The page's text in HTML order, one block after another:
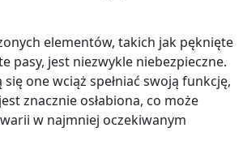
elementów, takich jak pęknięte
pasy, jest niezwykle niebezpieczne.
one wciąż spełniać swoją funkcję,
znacznie osłabiona, co może
w najmniej oczekiwanym